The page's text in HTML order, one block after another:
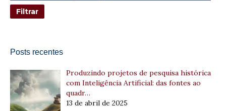
Posts recentes
Produzindo projetos de pesquisa histórica
com Inteligência Artificial: das fontes ao
quadr…
13 de abril de 2025